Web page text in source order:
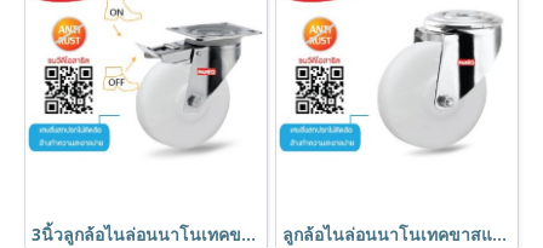
3นิ้วลูกล้อไนล่อนนาโนเทคขาสแตนเลส SUS304 กันสนิม ทนเย็น ลูกปืนหมอนสแตนเลส | PAREO นาโนเทค ลูกล้อไนล่อนนาโนเทคขาสแตนเลสรูหมุน SUS304 กันสนิม ทนเย็น ลูกปืนหมอนสแตนเลส | PAREO นาโนเทค